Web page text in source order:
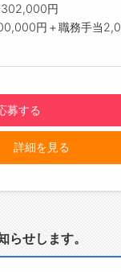
認
引渡し時間をお伝え
結果説明
べる
、エンジンの不具合
様にとって役立つ少
302,000円
円＋職務手当
募する
詳細を見る
らせします。